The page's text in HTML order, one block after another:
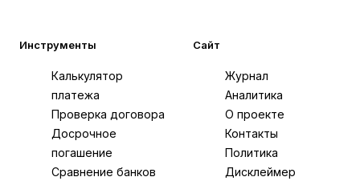
Инструменты
Калькулятор
платежа
Проверка договора
Досрочное
погашение
Сравнение банков
Сайт
Журнал
Аналитика
О проекте
Контакты
Политика
Дисклеймер